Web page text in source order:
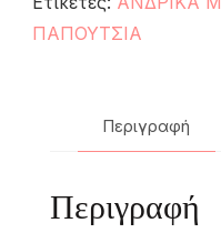
ΠΑΠΟΥΤΣΙΑ
Περιγραφή
Περιγραφή